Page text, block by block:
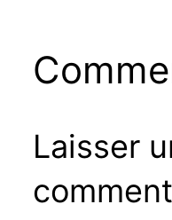
Laisser